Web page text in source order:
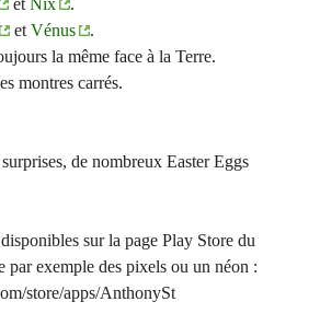
et Nix
.
et Vénus
.
la même face à la Terre.
montres carrés.
de nombreux Easter Eggs
sur la page Play Store du
par exemple des pixels ou un néon :
store/apps/AnthonySt